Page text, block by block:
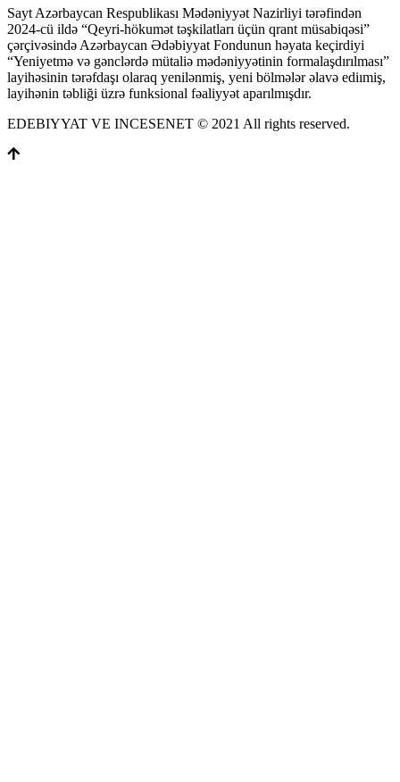
Sayt Azərbaycan Respublikası Mədəniyyət Nazirliyi tərəfindən
2024-cü ildə “Qeyri-hökumət təşkilatları üçün qrant müsabiqəsi”
çərçivəsində Azərbaycan Ədəbiyyat Fondunun həyata keçirdiyi
“Yeniyetmə və gənclərdə mütaliə mədəniyyətinin formalaşdırılması”
layihəsinin tərəfdaşı olaraq yenilənmiş, yeni bölmələr əlavə ediımiş,
layihənin təbliği üzrə funksional fəaliyyət aparılmışdır.
EDEBIYYAT VE INCESENET © 2021 All rights reserved.